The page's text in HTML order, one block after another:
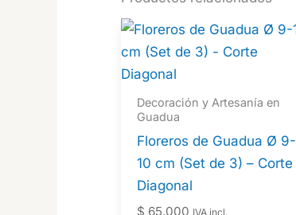
Decoración y Artesanía en
Guadua
Floreros de Guadua Ø 9-
10 cm (Set de 3) – Corte
Diagonal
$ 65.000 IVA incl.